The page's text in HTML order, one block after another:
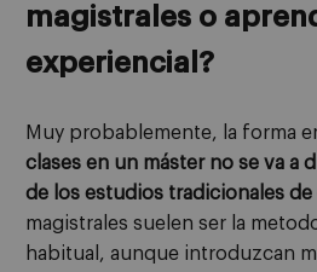
magistrales o
experiencial?
Muy probablemente, la forma
clases en un máster no se va a
de los estudios tradicionales de
magistrales suelen ser la
habitual, aunque introduzcan